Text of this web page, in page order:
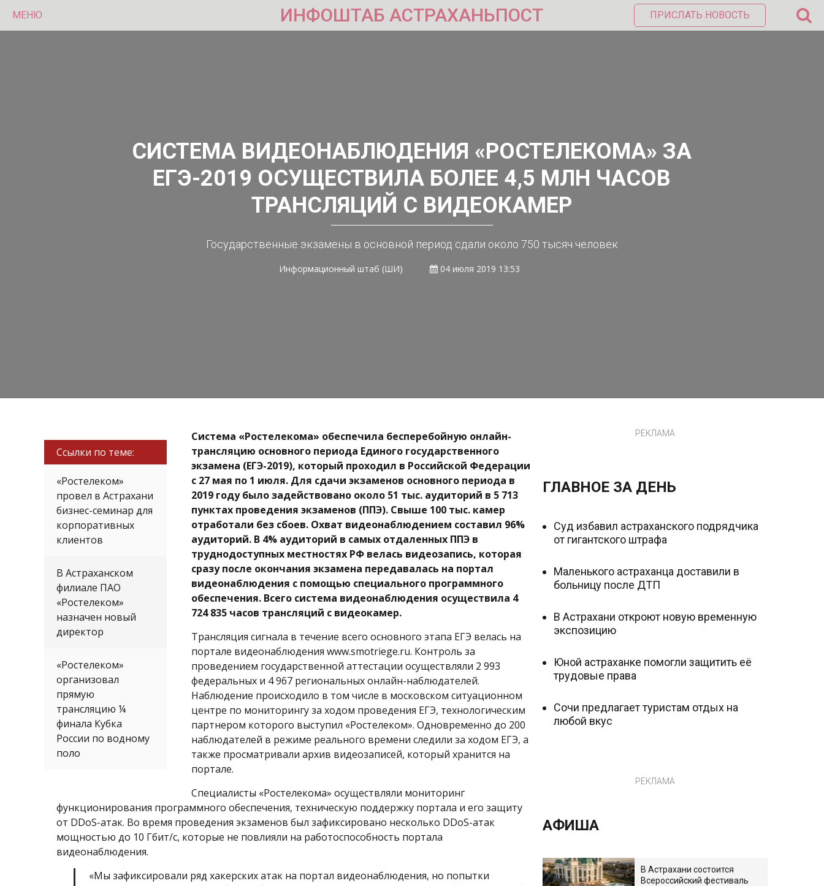
МЕНЮ ИНФОШТАБ АСТРАХАНЬПОСТ ПРИСЛАТЬ НОВОСТЬ
СИСТЕМА ВИДЕОНАБЛЮДЕНИЯ «РОСТЕЛЕКОМА» ЗА
ЕГЭ-2019 ОСУЩЕСТВИЛА БОЛЕЕ 4,5 МЛН ЧАСОВ
ТРАНСЛЯЦИЙ С ВИДЕОКАМЕР
Государственные экзамены в основной период сдали около 750 тысяч человек
Информационный штаб (ШИ) 04 июля 2019 13:53
Ссылки по теме:
«Ростелеком»
провел в Астрахани
бизнес-семинар для
корпоративных
клиентов
В Астраханском
филиале ПАО
«Ростелеком»
назначен новый
директор
«Ростелеком»
организовал
прямую
трансляцию ¼
финала Кубка
России по водному
поло
Система «Ростелекома» обеспечила бесперебойную онлайн-
трансляцию основного периода Единого государственного
экзамена (ЕГЭ-2019), который проходил в Российской Федерации
с 27 мая по 1 июля. Для сдачи экзаменов основного периода в
2019 году было задействовано около 51 тыс. аудиторий в 5 713
пунктах проведения экзаменов (ППЭ). Свыше 100 тыс. камер
отработали без сбоев. Охват видеонаблюдением составил 96%
аудиторий. В 4% аудиторий в самых отдаленных ППЭ в
труднодоступных местностях РФ велась видеозапись, которая
сразу после окончания экзамена передавалась на портал
видеонаблюдения с помощью специального программного
обеспечения. Всего система видеонаблюдения осуществила 4
724 835 часов трансляций с видеокамер.
Трансляция сигнала в течение всего основного этапа ЕГЭ велась на
портале видеонаблюдения www.smotriege.ru. Контроль за
проведением государственной аттестации осуществляли 2 993
федеральных и 4 967 региональных онлайн-наблюдателей.
Наблюдение происходило в том числе в московском ситуационном
центре по мониторингу за ходом проведения ЕГЭ, технологическим
партнером которого выступил «Ростелеком». Одновременно до 200
наблюдателей в режиме реального времени следили за ходом ЕГЭ, а
также просматривали архив видеозаписей, который хранится на
портале.
Специалисты «Ростелекома» осуществляли мониторинг
функционирования программного обеспечения, техническую поддержку портала и его защиту
от DDoS-атак. Во время проведения экзаменов был зафиксировано несколько DDoS-атак
мощностью до 10 Гбит/с, которые не повлияли на работоспособность портала
видеонаблюдения.
«Мы зафиксировали ряд хакерских атак на портал видеонаблюдения, но попытки
РЕКЛАМА
ГЛАВНОЕ ЗА ДЕНЬ
Суд избавил астраханского подрядчика
от гигантского штрафа
Маленького астраханца доставили в
больницу после ДТП
В Астрахани откроют новую временную
экспозицию
Юной астраханке помогли защитить её
трудовые права
Сочи предлагает туристам отдых на
любой вкус
РЕКЛАМА
АФИША
В Астрахани состоится
Всероссийский фестиваль